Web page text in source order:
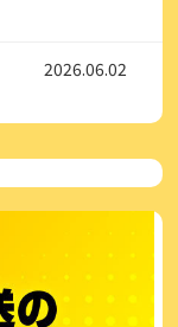
2026.06.02